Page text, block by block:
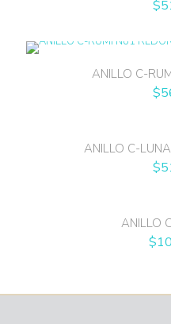
$
ANILLO C-
$
ANILLO C-
$
ANILLO
$